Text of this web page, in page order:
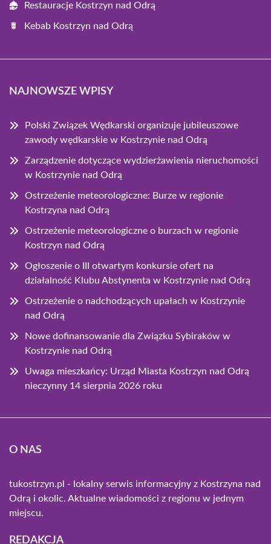
Restauracje Kostrzyn nad Odrą
Kebab Kostrzyn nad Odrą
NAJNOWSZE WPISY
Polski Związek Wędkarski organizuje jubileuszowe
zawody wędkarskie w Kostrzynie nad Odrą
Zarządzenie dotyczące wydzierżawienia nieruchomości
w Kostrzynie nad Odrą
Ostrzeżenie meteorologiczne: Burze w regionie
Kostrzyna nad Odrą
Ostrzeżenie meteorologiczne o burzach w regionie
Kostrzyn nad Odrą
Ogłoszenie o III otwartym konkursie ofert na
działalność Klubu Abstynenta w Kostrzynie nad Odrą
Ostrzeżenie o nadchodzących upałach w Kostrzynie
nad Odrą
Nowe dofinansowanie dla Związku Sybiraków w
Kostrzynie nad Odrą
Uwaga mieszkańcy: Urząd Miasta Kostrzyn nad Odrą
nieczynny 14 sierpnia 2026 roku
O NAS
tukostrzyn.pl - lokalny serwis informacyjny z Kostrzyna nad
Odrą i okolic. Aktualne wiadomości z regionu w jednym
miejscu.
REDAKCJA